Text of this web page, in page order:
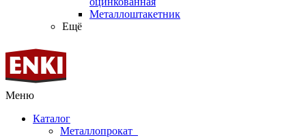
Металлоштакетник
Ещё
Меню
Каталог
Металлопрокат